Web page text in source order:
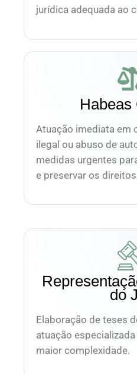
jurídica adequada ao
Habeas
Atuação imediata em
ilegal ou abuso de
medidas urgentes
e preservar os
do
Elaboração de teses
atuação
maior complexidade.